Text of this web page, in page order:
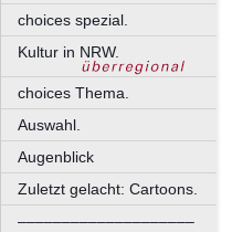
choices spezial.
Kultur in NRW.
choices Thema.
Auswahl.
Augenblick
Zuletzt gelacht: Cartoons.
––––––––––––––––––––